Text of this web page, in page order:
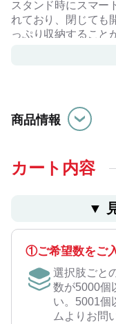
スタンド時にスマー
れており、閉じても
っぷり収納すること
ほぼワンタッチスタ
カラーも豊富で、オ
商品情報
カート内容
▼
①ご希望数をご
選択肢ごと
数が5000個
い。5001個
ムよりお問